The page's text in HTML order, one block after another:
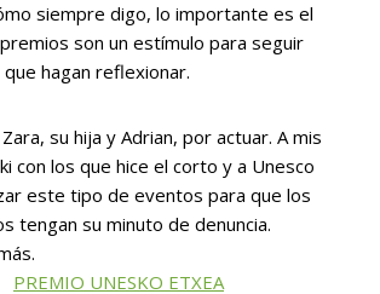
siempre digo, lo importante es el
son un estímulo para seguir
hagan reflexionar.
su hija y Adrian, por actuar. A mis
con los que hice el corto y a Unesco
este tipo de eventos para que los
tengan su minuto de denuncia.